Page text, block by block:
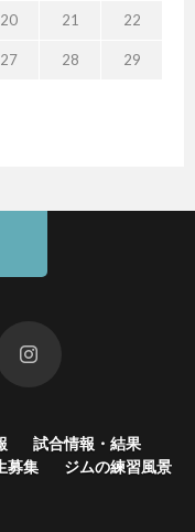
20 21 22
27 28 29
試合情報・結果
募集
ジムの練習風景